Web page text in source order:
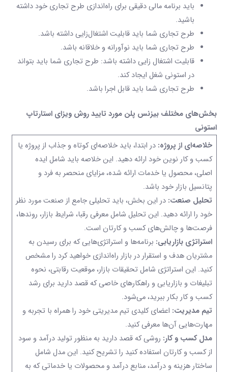
باید برنامه مالی دقیقی برای راه‌اندازی طرح تجاری خود داشته
باشید.
طرح تجاری شما باید قابلیت اشتغال‌زایی داشته باشد.
طرح تجاری شما باید نوآورانه و خلاقانه باشد.
قابلیت اشتغال زایی داشته باشد: طرح تجاری شما باید بتواند
در استونی شغل ایجاد کند.
طرح تجاری شما باید قابل اجرا باشد.
بخش‌های مختلف بیزنس پلن مورد تایید روش ویزای استارتاپ
استونی
خلاصه‌ای از پروژه: در ابتدا، باید خلاصه‌ای کوتاه و جذاب از پروژه یا
کسب و کار نوین خود ارائه دهید. این خلاصه باید شامل ایده
اصلی، محصول یا خدمات ارائه شده، مزایای منحصر به فرد و
پتانسیل بازار خود باشد.
تحلیل صنعت: در این بخش، باید تحلیلی جامع از صنعت مورد نظر
خود را ارائه دهید. این تحلیل شامل معرفی رقبا، شرایط بازار، روندها،
فرصت‌ها و چالش‌های کسب و کارتان است.
استراتژی بازاریابی: برنامه‌ها و استراتژی‌هایی که برای رسیدن به
مشتریان هدف و استقرار در بازار راه‌اندازی خواهید کرد را مشخص
کنید. این استراتژی شامل تحقیقات بازار، موقعیت رقابتی، نحوه
تبلیغات و بازاریابی و راهکارهای خاصی که قصد دارید برای رشد
کسب و کار بکار ببرید، می‌شود.
تیم مدیریت: اعضای کلیدی تیم مدیریتی خود را همراه با تجربه و
مهارت‌هایی آن‌ها معرفی کنید.
مدل کسب و کار: روشی که قصد دارید به منظور تولید درآمد و سود
از کسب و کارتان استفاده کنید را تشریح کنید. این مدل شامل
ساختار هزینه و درآمد، منابع درآمد و محصولات یا خدماتی که به